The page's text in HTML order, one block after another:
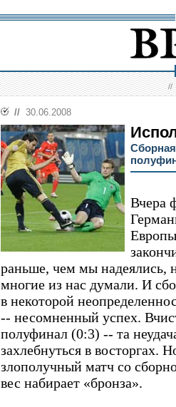
//
// 30.06.2008
Вчера
раньше, чем мы надеялись,
многие из нас думали. И
в некоторой
-- несомненный успех.
полуфинал (0:3) -- та
захлебнуться в восторгах.
злополучный матч со
вес набирает «бронза».